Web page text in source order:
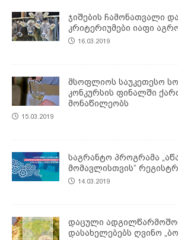
ჯიშების ჩამონათვალი
კრიტერიუმები იაფი
16.03.2019
მსოფლიოს საუკეთესო
კონკურსის ფინალში
მონაწილეობს
15.03.2019
საგრანტო პროგრამა
მომავლისთვის“
14.03.2019
დაცული
დასახელებებს ღვინო